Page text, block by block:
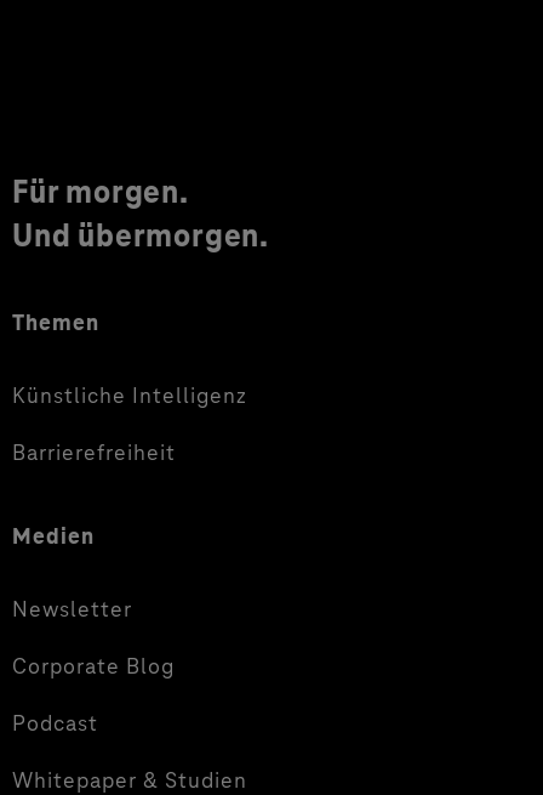
Für morgen.
Und übermorgen.
Themen
Künstliche Intelligenz
Barrierefreiheit
Medien
Newsletter
Corporate Blog
Podcast
Whitepaper & Studien